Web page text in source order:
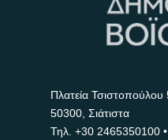
Πλατεία Τσιστοπούλου
50300, Σιάτιστα
Τηλ. +30 2465350100